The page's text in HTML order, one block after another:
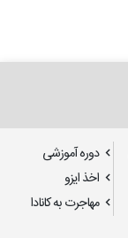
دوره آموزشی
اخذ ایزو
مهاجرت به کانادا